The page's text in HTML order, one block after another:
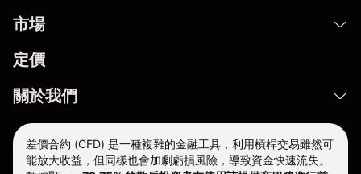
市場
定價
關於我們
差價合約 (CFD) 是一種複雜的金融工具，利用槓桿交易雖然可
能放大收益，但同樣也會加劇虧損風險，導致資金快速流失。